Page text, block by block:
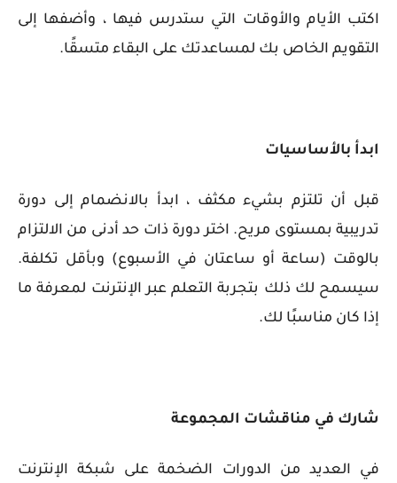
اكتب الأيام والأوقات التي ستدرس فيها ، وأضفها إلى
التقويم الخاص بك لمساعدتك على البقاء متسقًا.
ابدأ بالأساسيات
قبل أن تلتزم بشيء مكثف ، ابدأ بالانضمام إلى دورة
تدريبية بمستوى مريح. اختر دورة ذات حد أدنى من الالتزام
بالوقت (ساعة أو ساعتان في الأسبوع) وبأقل تكلفة.
سيسمح لك ذلك بتجربة التعلم عبر الإنترنت لمعرفة ما
إذا كان مناسبًا لك.
شارك في مناقشات المجموعة
في العديد من الدورات الضخمة على شبكة الإنترنت